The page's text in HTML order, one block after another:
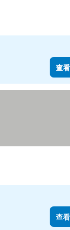
查
查